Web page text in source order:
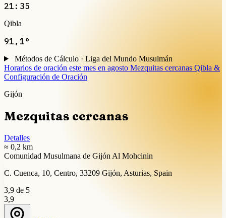
21:35
Qibla
91,1°
Métodos de Cálculo · Liga del Mundo Musulmán
Horarios de oración este mes en agosto Mezquitas cercanas Qibla &
Configuración de Oración
Gijón
Mezquitas cercanas
Detalles
≈ 0,2 km
Comunidad Musulmana de Gijón Al Mohcinin
C. Cuenca, 10, Centro, 33209 Gijón, Asturias, Spain
3,9 de 5
3,9